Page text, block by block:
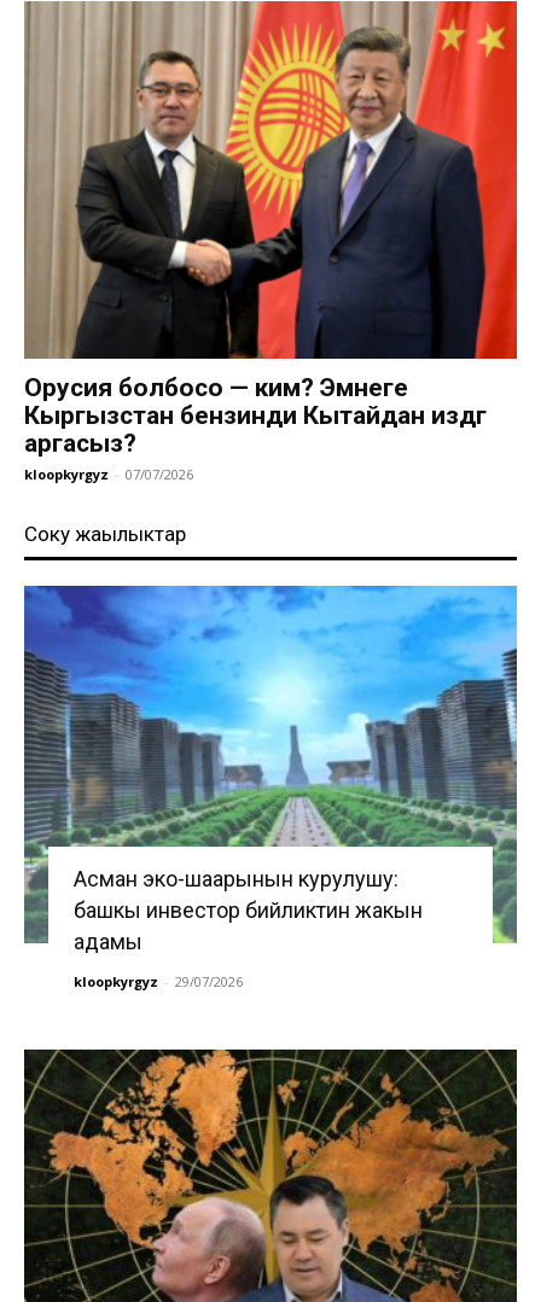
Орусия болбосо — ким? Эмнеге
Кыргызстан бензинди Кытайдан издөөгө
аргасыз?
kloopkyrgyz - 07/07/2026
Соңку жаңылыктар
Асман эко-шаарынын курулушу:
башкы инвестор бийликтин жакын
адамы
kloopkyrgyz - 29/07/2026